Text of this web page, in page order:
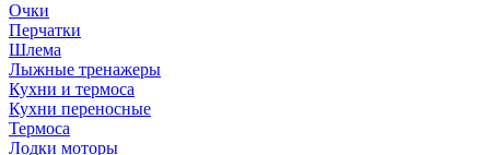
Очки
Перчатки
Шлема
Лыжные тренажеры
Кухни и термоса
Кухни переносные
Термоса
Лодки моторы